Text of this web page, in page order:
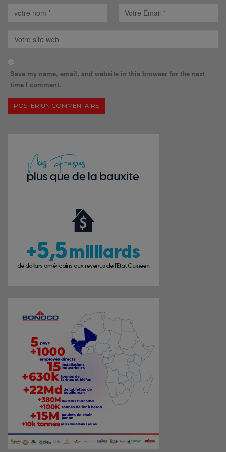
Save my name, email, and website in this browser for the next
time I comment.